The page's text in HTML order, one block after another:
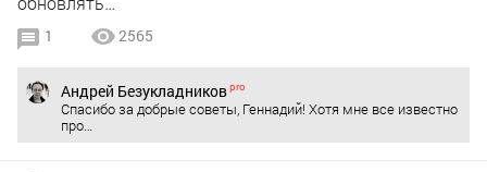
1 2565
Андрей Безукладников
Спасибо за добрые советы, Геннадий! Хотя мне все известно
про…